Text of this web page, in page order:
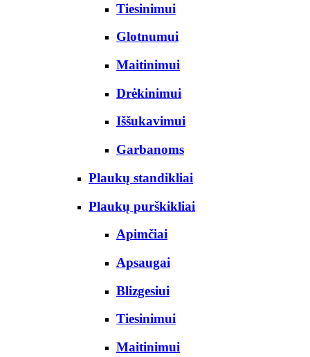
Tiesinimui
Glotnumui
Maitinimui
Drėkinimui
Iššukavimui
Garbanoms
Plaukų standikliai
Plaukų purškikliai
Apimčiai
Apsaugai
Blizgesiui
Tiesinimui
Maitinimui